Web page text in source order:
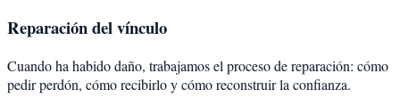
Reparación del vínculo
Cuando ha habido daño, trabajamos el proceso de reparación: cómo
pedir perdón, cómo recibirlo y cómo reconstruir la confianza.